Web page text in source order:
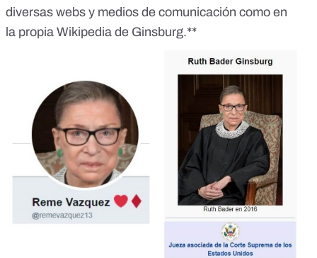
diversas webs y medios de comunicación como en
la propia Wikipedia de Ginsburg.**